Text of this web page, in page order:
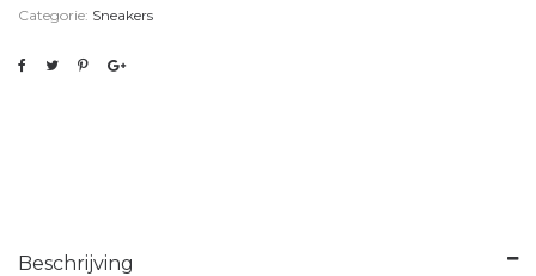
Categorie: Sneakers
Beschrijving